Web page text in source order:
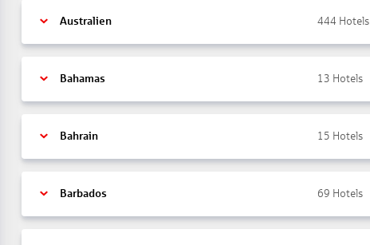
Australien 444 Hotels
Bahamas 13 Hotels
Bahrain 15 Hotels
Barbados 69 Hotels